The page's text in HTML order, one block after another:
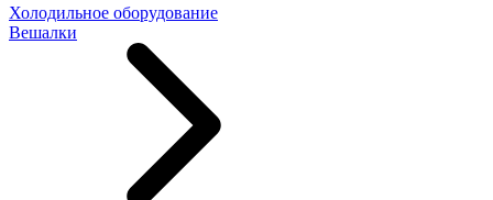
Холодильное оборудование
Вешалки